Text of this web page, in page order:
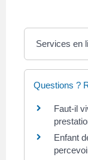
Services en
Questions ?
Faut-il
Enfant